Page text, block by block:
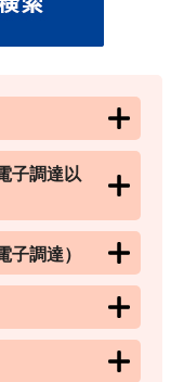
子調達以
子調達）